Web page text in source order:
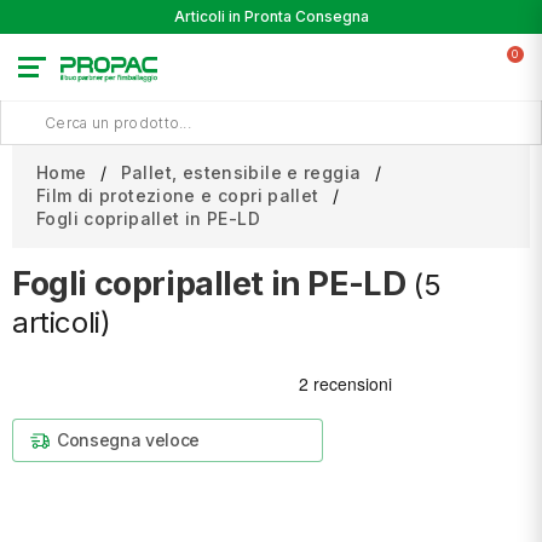
0
Articoli in Pronta Consegna
Home
Pallet, estensibile e reggia
Film di protezione e copri pallet
Fogli copripallet in PE-LD
Fogli copripallet in PE-LD (5
articoli)
Consegna veloce